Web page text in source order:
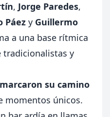
, Jorge Paredes,
Páez y Guillermo
a una base rítmica
tradicionalistas y
su camino
momentos únicos.